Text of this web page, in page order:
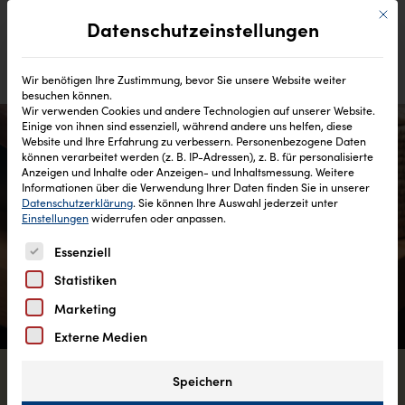
für Haut und Hände.
Mit
Datenschutzeinstellungen
Wir benötigen Ihre Zustimmung, bevor Sie unsere Website weiter
besuchen können.
Wir verwenden Cookies und andere Technologien auf unserer Website.
Einige von ihnen sind essenziell, während andere uns helfen, diese
Website und Ihre Erfahrung zu verbessern. Personenbezogene Daten
können verarbeitet werden (z. B. IP-Adressen), z. B. für personalisierte
Anzeigen und Inhalte oder Anzeigen- und Inhaltsmessung. Weitere
Informationen über die Verwendung Ihrer Daten finden Sie in unserer
Datenschutzerklärung. Sie können Ihre Auswahl jederzeit unter
Einstellungenwiderrufen oder anpassen.
Es folgt eine Liste der Service-Gruppen, für die eine
Essenziell
Statistiken
Marketing
Externe Medien
Speichern